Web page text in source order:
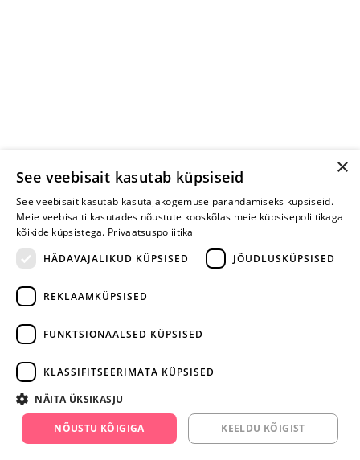
facebook.com/yesyes.ee
Instagram/yesyes.ee
×
See veebisait kasutab küpsiseid
See veebisait kasutab kasutajakogemuse parandamiseks küpsiseid.
Meie veebisaiti kasutades nõustute kooskõlas meie küpsisepoliitikaga
kõikide küpsistega. Privaatsuspoliitika
HÄDAVAJALIKUD KÜPSISED
JÕUDLUSKÜPSISED
REKLAAMKÜPSISED
FUNKTSIONAALSED KÜPSISED
KLASSIFITSEERIMATA KÜPSISED
NÄITA ÜKSIKASJU
NÕUSTU KÕIGIGA KEELDU KÕIGIST